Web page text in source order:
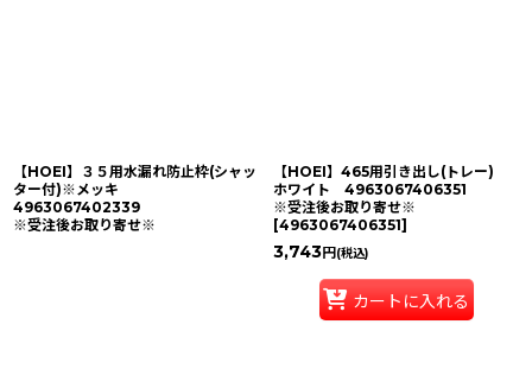
【HOEI】３５用水漏れ防止枠(シャッ
ター付)※メッキ
4963067402339
※受注後お取り寄せ※
【HOEI】465用引き出し(トレー)
ホワイト 4963067406351
※受注後お取り寄せ※
[4963067406351]
3,743円 (税込)
カートに入れる